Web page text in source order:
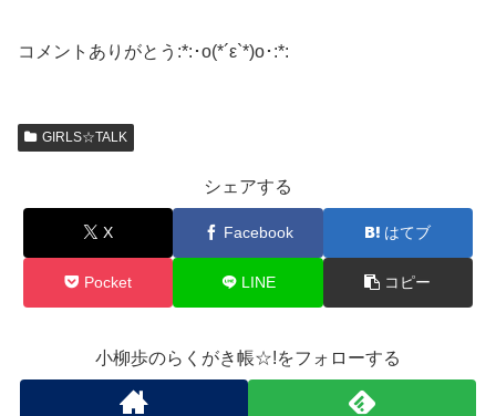
コメントありがとう:*:･o(*´ε`*)o･:*:
GIRLS☆TALK
シェアする
X Facebook はてブ
Pocket LINE コピー
小柳歩のらくがき帳☆!をフォローする